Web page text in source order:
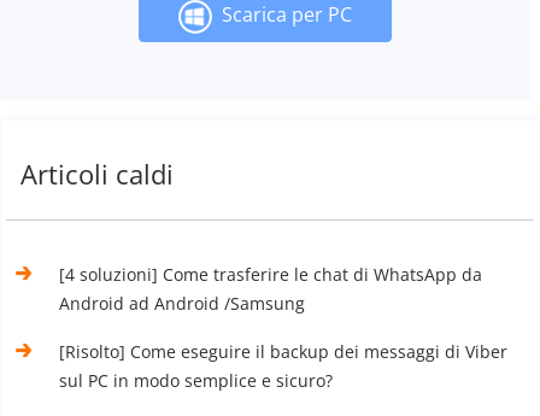
Scarica per PC
Articoli caldi
[4 soluzioni] Come trasferire le chat di WhatsApp da
Android ad Android /Samsung
[Risolto] Come eseguire il backup dei messaggi di Viber
sul PC in modo semplice e sicuro?